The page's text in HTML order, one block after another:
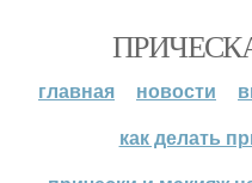
главная новости
как делать